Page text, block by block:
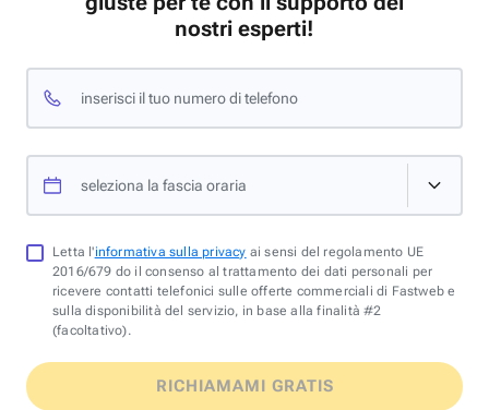
nostri esperti!
inserisci il tuo numero di telefono
seleziona la fascia oraria
Letta l'informativa sulla privacy ai sensi del regolamento UE
2016/679 do il consenso al trattamento dei dati personali per
ricevere contatti telefonici sulle offerte commerciali di Fastweb e
sulla disponibilità del servizio, in base alla finalità #2
(facoltativo).
RICHIAMAMI GRATIS